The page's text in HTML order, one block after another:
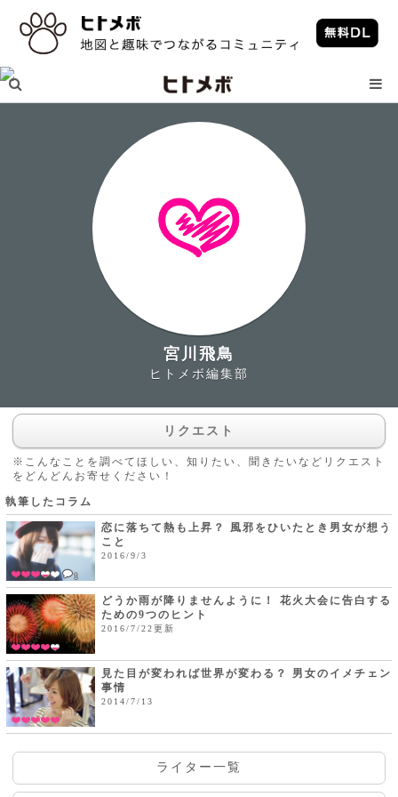
宮川飛鳥
ヒトメボ編集部
リクエスト
※こんなことを調べてほしい、知りたい、聞きたいなどリクエスト
をどんどんお寄せください！
執筆したコラム
1
恋に落ちて熱も上昇？ 風邪をひいたとき男女が想う
こと
2016/9/3
どうか雨が降りませんように！ 花火大会に告白する
ための9つのヒント
2016/7/22更新
見た目が変われば世界が変わる？ 男女のイメチェン
事情
2014/7/13
ライター一覧